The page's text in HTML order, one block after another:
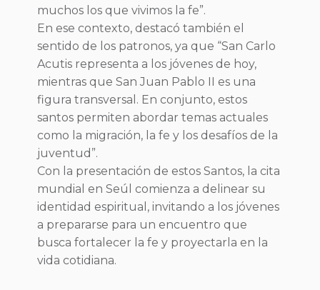
muchos los que vivimos la fe”.
En ese contexto, destacó también el
sentido de los patronos, ya que “San Carlo
Acutis representa a los jóvenes de hoy,
mientras que San Juan Pablo II es una
figura transversal. En conjunto, estos
santos permiten abordar temas actuales
como la migración, la fe y los desafíos de la
juventud”.
Con la presentación de estos Santos, la cita
mundial en Seúl comienza a delinear su
identidad espiritual, invitando a los jóvenes
a prepararse para un encuentro que
busca fortalecer la fe y proyectarla en la
vida cotidiana.